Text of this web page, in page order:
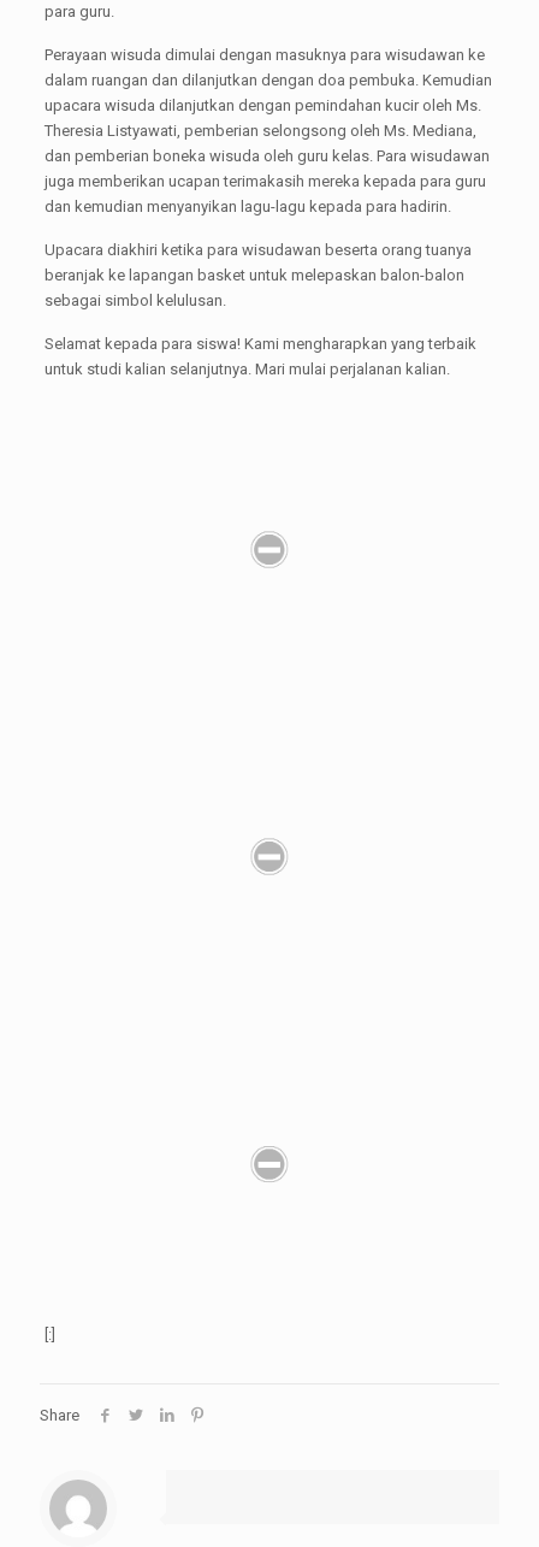
para guru.
Perayaan wisuda dimulai dengan masuknya para wisudawan ke
dalam ruangan dan dilanjutkan dengan doa pembuka. Kemudian
upacara wisuda dilanjutkan dengan pemindahan kucir oleh Ms.
Theresia Listyawati, pemberian selongsong oleh Ms. Mediana,
dan pemberian boneka wisuda oleh guru kelas. Para wisudawan
juga memberikan ucapan terimakasih mereka kepada para guru
dan kemudian menyanyikan lagu-lagu kepada para hadirin.
Upacara diakhiri ketika para wisudawan beserta orang tuanya
beranjak ke lapangan basket untuk melepaskan balon-balon
sebagai simbol kelulusan.
Selamat kepada para siswa! Kami mengharapkan yang terbaik
untuk studi kalian selanjutnya. Mari mulai perjalanan kalian.
[:]
Share